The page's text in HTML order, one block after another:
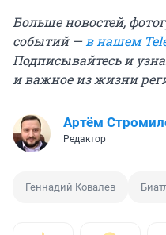
Больше новостей,
событий — в нашем
Подписывайтесь и
и важное из жизни
Артём
Редактор
Геннадий Ковалев